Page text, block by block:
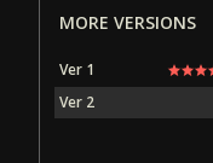
MORE VERSIONS
Ver 1
Ver 2